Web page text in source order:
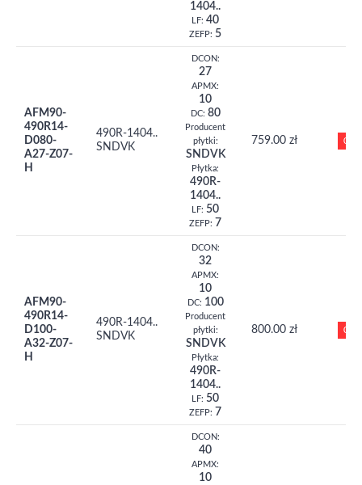
1404..
LF: 40
ZEFP: 5
AFM90-
490R14-
D080-
A27-Z07-
H
490R-1404..
SNDVK
DCON:
27
APMX:
10
DC: 80
Producent
płytki:
SNDVK
Płytka:
490R-
1404..
LF: 50
ZEFP: 7
759.00 zł 0
AFM90-
490R14-
D100-
A32-Z07-
H
490R-1404..
SNDVK
DCON:
32
APMX:
10
DC: 100
Producent
płytki:
SNDVK
Płytka:
490R-
1404..
LF: 50
ZEFP: 7
800.00 zł 0
DCON:
40
APMX:
10